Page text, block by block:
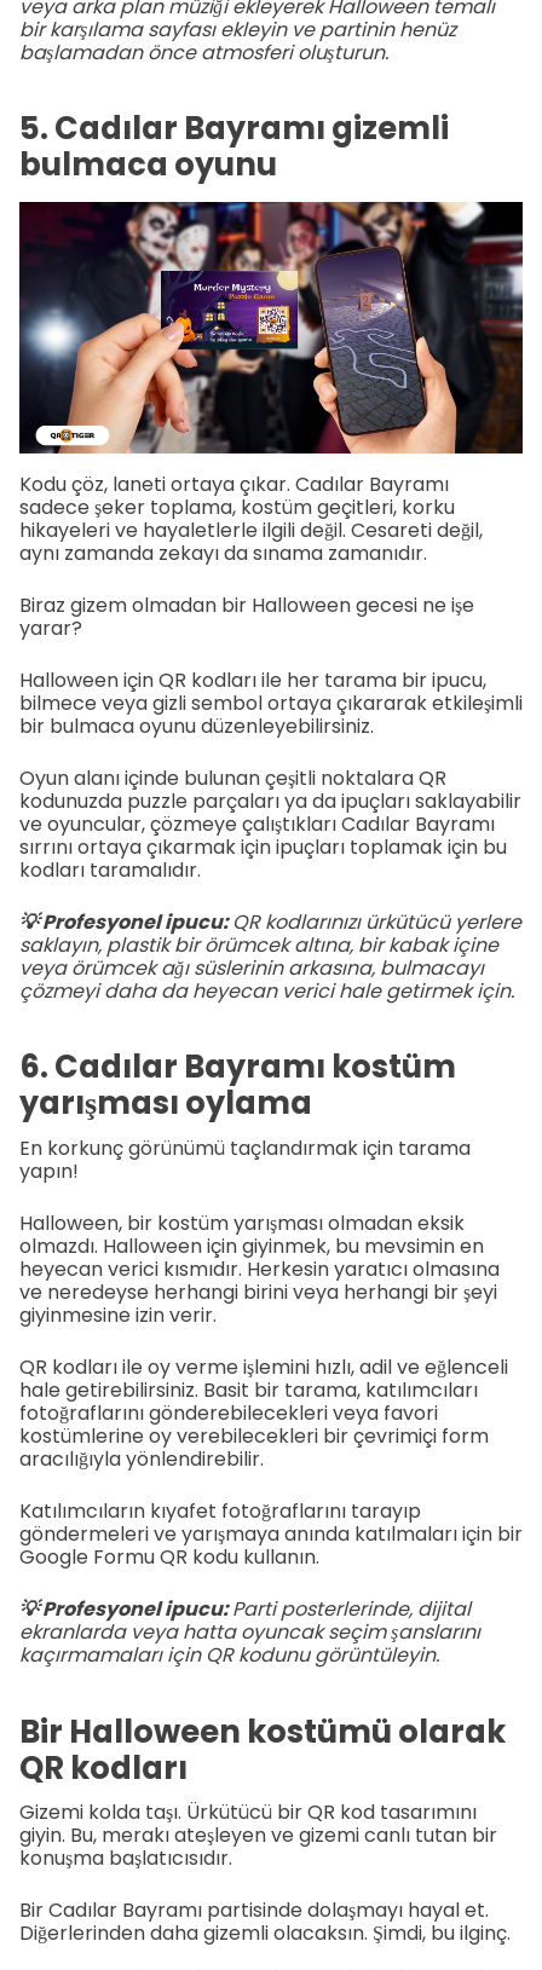
veya arka plan müziği ekleyerek Halloween temalı
bir karşılama sayfası ekleyin ve partinin henüz
başlamadan önce atmosferi oluşturun.
5. Cadılar Bayramı gizemli
bulmaca oyunu
Kodu çöz, laneti ortaya çıkar. Cadılar Bayramı
sadece şeker toplama, kostüm geçitleri, korku
hikayeleri ve hayaletlerle ilgili değil. Cesareti değil,
aynı zamanda zekayı da sınama zamanıdır.
Biraz gizem olmadan bir Halloween gecesi ne işe
yarar?
Halloween için QR kodları ile her tarama bir ipucu,
bilmece veya gizli sembol ortaya çıkararak etkileşimli
bir bulmaca oyunu düzenleyebilirsiniz.
Oyun alanı içinde bulunan çeşitli noktalara QR
kodunuzda puzzle parçaları ya da ipuçları saklayabilir
ve oyuncular, çözmeye çalıştıkları Cadılar Bayramı
sırrını ortaya çıkarmak için ipuçları toplamak için bu
kodları taramalıdır.
💡 Profesyonel ipucu:QR kodlarınızı ürkütücü yerlere
saklayın, plastik bir örümcek altına, bir kabak içine
veya örümcek ağı süslerinin arkasına, bulmacayı
çözmeyi daha da heyecan verici hale getirmek için.
6. Cadılar Bayramı kostüm
yarışması oylama
En korkunç görünümü taçlandırmak için tarama
yapın!
Halloween, bir kostüm yarışması olmadan eksik
olmazdı. Halloween için giyinmek, bu mevsimin en
heyecan verici kısmıdır. Herkesin yaratıcı olmasına
ve neredeyse herhangi birini veya herhangi bir şeyi
giyinmesine izin verir.
QR kodları ile oy verme işlemini hızlı, adil ve eğlenceli
hale getirebilirsiniz. Basit bir tarama, katılımcıları
fotoğraflarını gönderebilecekleri veya favori
kostümlerine oy verebilecekleri bir çevrimiçi form
aracılığıyla yönlendirebilir.
Katılımcıların kıyafet fotoğraflarını tarayıp
göndermeleri ve yarışmaya anında katılmaları için bir
Google Formu QR kodu kullanın.
💡 Profesyonel ipucu:Parti posterlerinde, dijital
ekranlarda veya hatta oyuncak seçim şanslarını
kaçırmamaları için QR kodunu görüntüleyin.
Bir Halloween kostümü olarak
QR kodları
Gizemi kolda taşı. Ürkütücü bir QR kod tasarımını
giyin. Bu, merakı ateşleyen ve gizemi canlı tutan bir
konuşma başlatıcısıdır.
Bir Cadılar Bayramı partisinde dolaşmayı hayal et.
Diğerlerinden daha gizemli olacaksın. Şimdi, bu ilginç.